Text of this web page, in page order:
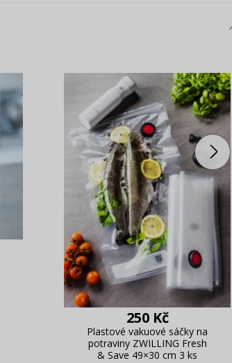
250 Kč
Plastové vakuové sáčky na
potraviny ZWILLING Fresh
& Save 49×30 cm 3 ks